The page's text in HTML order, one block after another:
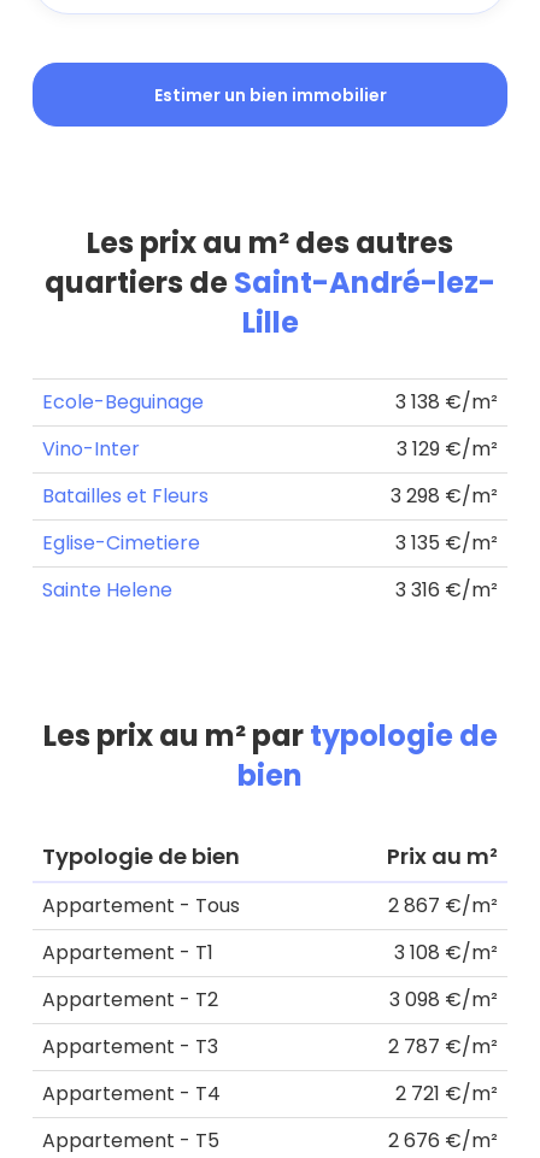
Estimer un bien immobilier
Les prix au m² des autres
quartiers deSaint-André-lez-
Lille
Ecole-Beguinage
3 138 €/m²
Vino-Inter
3 129 €/m²
Batailles et Fleurs
3 298 €/m²
Eglise-Cimetiere
3 135 €/m²
Sainte Helene
3 316 €/m²
Les prix au m² partypologie de
bien
Typologie de bien Prix au m²
Appartement - Tous
2 867 €/m²
Appartement - T1
3 108 €/m²
Appartement - T2
3 098 €/m²
Appartement - T3
2 787 €/m²
Appartement - T4
2 721 €/m²
Appartement - T5
2 676 €/m²